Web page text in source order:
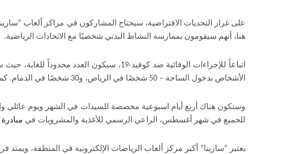
على غرار التحديات الافتراضية، سيحتاج المشاركون في مراكز ألعاب
هنا، أنهم سيقومون بممارسة النشاط البدني شخصيًا مع الاتحادات الرياضية.
اتباعاً للإجراءات الوقائية ضد كوفيد-19،
الأشخاص بدخول الساحة – 50 شخصًا في الرياض، و30 شخصًا في الدمام. كما سيتم إغلاق التسجيل بمجرد الوصول إلى هذه الأرقام.
وستكون هناك أربع أيام اسبوعية مخصصة للسيدات في الشهر ويوم عائلي
للجميع في شهر أغسطس، الراعي الرسمي للأغذية والمشروبات في
يعتبر “سارينا” أكبر مركز ألعاب الرياضات الإلكترونية في المنطقة، ويمتد فرع الرياض وحده على مساحة 2000